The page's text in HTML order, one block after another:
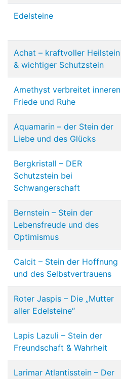
Edelsteine
Achat – kraftvoller Heilstein
& wichtiger Schutzstein
Amethyst verbreitet inneren
Friede und Ruhe
Aquamarin – der Stein der
Liebe und des Glücks
Bergkristall – DER
Schutzstein bei
Schwangerschaft
Bernstein – Stein der
Lebensfreude und des
Optimismus
Calcit – Stein der Hoffnung
und des Selbstvertrauens
Roter Jaspis – Die „Mutter
aller Edelsteine“
Lapis Lazuli – Stein der
Freundschaft & Wahrheit
Larimar Atlantisstein – Der